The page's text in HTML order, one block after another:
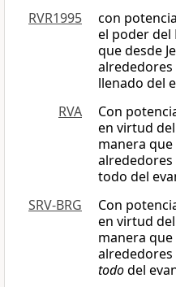
RVR1995
con
el poder del
que desde
llenado del
RVA
Con
en virtud
manera que
alrededores
todo del
SRV-BRG
Con
en virtud
manera que
alrededores
tododel